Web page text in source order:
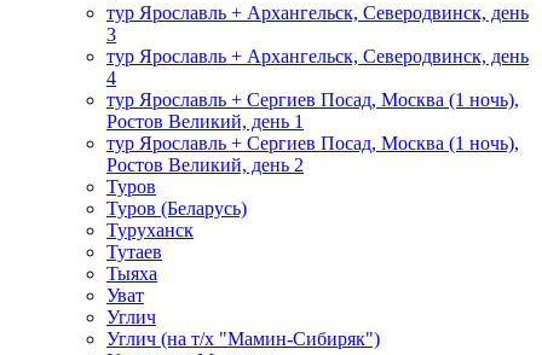
тур Ярославль + Архангельск, Северодвинск, день
3
тур Ярославль + Архангельск, Северодвинск, день
4
тур Ярославль + Сергиев Посад, Москва (1 ночь),
Ростов Великий, день 1
тур Ярославль + Сергиев Посад, Москва (1 ночь),
Ростов Великий, день 2
Туров
Туров (Беларусь)
Туруханск
Тутаев
Тыяха
Уват
Углич
Углич (на т/х "Мамин-Сибиряк")